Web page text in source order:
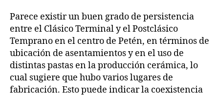
Parece existir un buen grado de persistencia
entre el Clásico Terminal y el Postclásico
Temprano en el centro de Petén, en términos de
ubicación de asentamientos y en el uso de
distintas pastas en la producción cerámica, lo
cual sugiere que hubo varios lugares de
fabricación. Esto puede indicar la coexistencia